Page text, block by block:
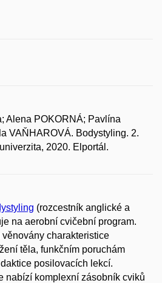
Alena POKORNÁ; Pavlína
VAŇHAROVÁ. Bodystyling. 2.
2020. Elportál.
(rozcestník anglické a
na aerobní cvičební program.
charakteristice
těla, funkčním poruchám
posilovacích lekcí.
nabízí komplexní zásobník cviků